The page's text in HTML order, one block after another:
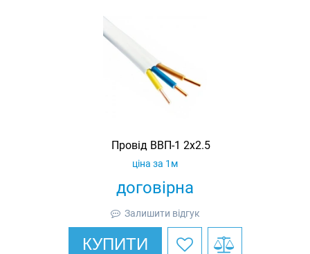
Провід ВВП-1 2х2.5
договірна
ціна за 1м
Залишити відгук
КУПИТИ